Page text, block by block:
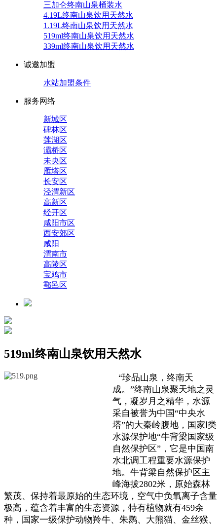
三加仑终南山泉桶装水
4.19L终南山泉饮用天然水
1.19L终南山泉饮用天然水
519ml终南山泉饮用天然水
339ml终南山泉饮用天然水
诚邀加盟
水站加盟条件
服务网络
新城区
碑林区
莲湖区
灞桥区
未央区
雁塔区
长安区
泾渭新区
高新区
经开区
咸阳市区
西安郊区
咸阳
渭南市
高陵区
宝鸡市
鄠邑区
519ml终南山泉饮用天然水
“珍品山泉，终南天
成。”终南山泉聚天地之灵
气，凝岁月之精华，水源
采自被誉为中国“中央水
塔”的大秦岭腹地，国家Ⅰ类
水源保护地“牛背梁国家级
自然保护区”，它是中国南
水北调工程重要水源保护
地。牛背梁自然保护区主
峰海拔2802米，原始森林
繁茂、保持着最原始的生态环境，空气中负氧离子含量
极高，蕴含着丰富的生态资源，特有植物就有459余
种，国家一级保护动物羚牛、朱鹮、大熊猫、金丝猴、